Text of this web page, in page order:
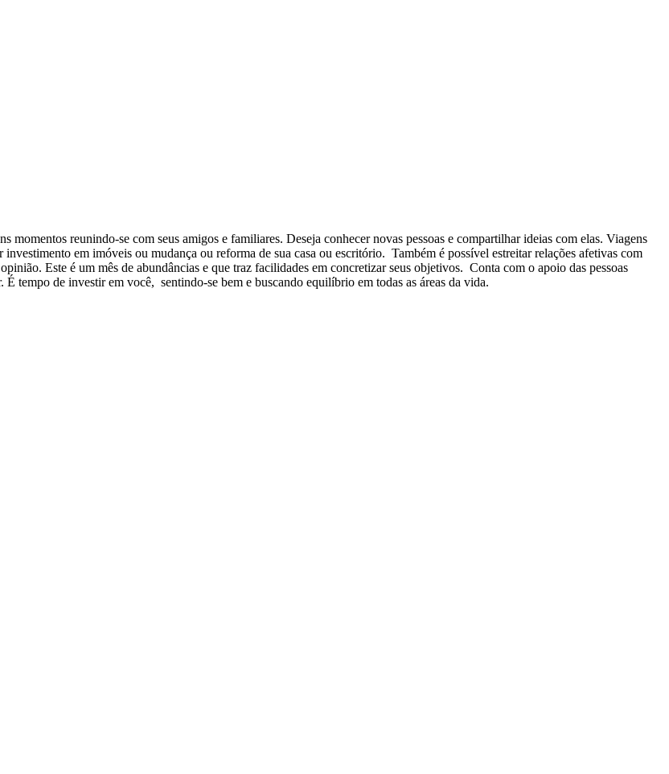
momentos reunindo-se com seus amigos e familiares. Deseja conhecer novas pessoas e compartilhar ideias com elas. Viagens
em imóveis ou mudança ou reforma de sua casa ou escritório. Também é possível estreitar relações afetivas com
Este é um mês de abundâncias e que traz facilidades em concretizar seus objetivos. Conta com o apoio das pessoas
É tempo de investir em você, sentindo-se bem e buscando equilíbrio em todas as áreas da vida.